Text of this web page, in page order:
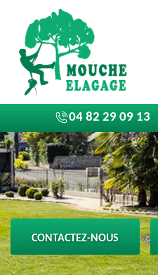
04 82 29 09 13
CONTACTEZ-NOUS